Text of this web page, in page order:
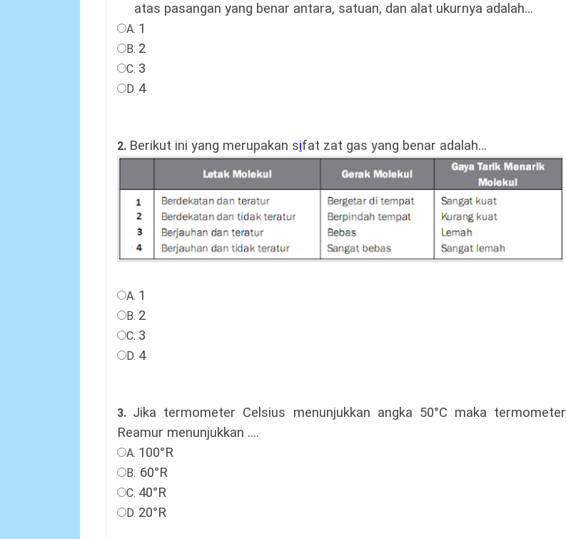
atas pasangan yang benar antara, satuan, dan alat ukurnya adalah...
A. 1
B. 2
C. 3
D. 4
2. Berikut ini yang merupakan sifat zat gas yang benar adalah...
A. 1
B. 2
C. 3
D. 4
3. Jika termometer Celsius menunjukkan angka 50°C maka termometer
Reamur menunjukkan ....
A. 100°R
B. 60°R
C. 40°R
D. 20°R